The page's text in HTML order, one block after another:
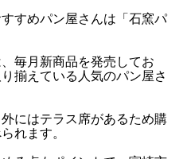
すめパン屋さんは「石窯パ
毎月新商品を発売してお
揃えている人気のパン屋さ
にはテラス席があるため購
れます。